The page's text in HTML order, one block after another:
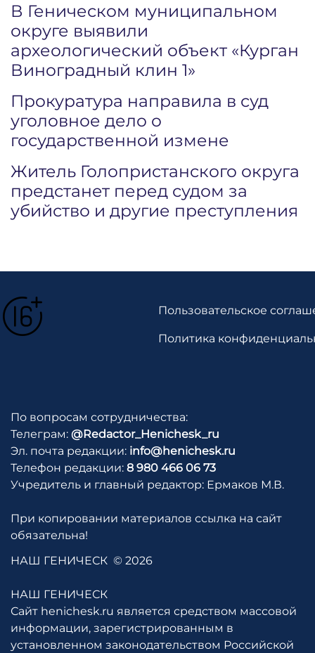
В Геническом муниципальном
округе выявили
археологический объект «Курган
Виноградный клин 1»
Прокуратура направила в суд
уголовное дело о
государственной измене
Житель Голопристанского округа
предстанет перед судом за
убийство и другие преступления
Пользовательское
Политика
По вопросам сотрудничества:
Телеграм: @Redactor_Henichesk_ru
Эл. почта редакции: info@henichesk.ru
Телефон редакции: 8 980 466 06 73
Учредитель и главный редактор: Ермаков М.В.
При копировании материалов ссылка на сайт
обязательна!
НАШ ГЕНИЧЕСК © 2026
НАШ ГЕНИЧЕСК
Сайт henichesk.ru является средством массовой
информации, зарегистрированным в
установленном законодательством Российской